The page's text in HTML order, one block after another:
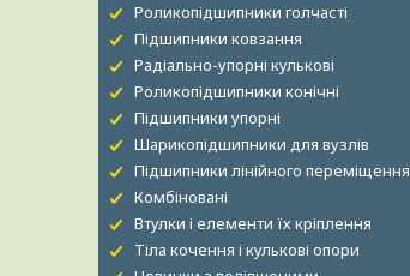
Роликопідшипники голчасті
Підшипники ковзання
Радіально-упорні кулькові
Роликопідшипники конічні
Підшипники упорні
Шарикопідшипники для вузлів
Підшипники лінійного переміщення
Комбіновані
Втулки і елементи їх кріплення
Тіла кочення і кулькові опори